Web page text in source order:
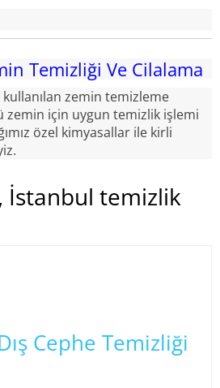
Temizliği Ve Cilalama
zemin temizleme
için uygun temizlik işlemi
özel kimyasallar ile kirli
İstanbul temizlik
Cephe Temizliği